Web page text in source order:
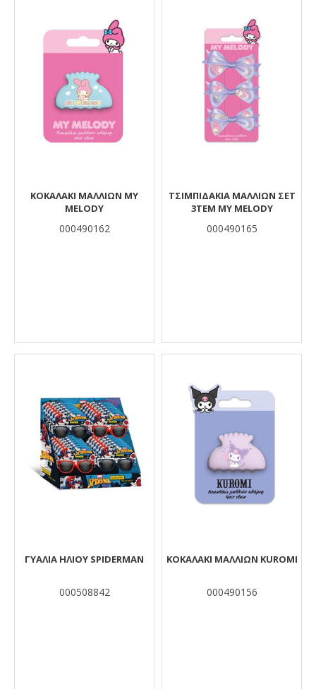
ΚΟΚΑΛΑΚΙ ΜΑΛΛΙΩΝ MY
MELODY
000490162
ΤΣΙΜΠΙΔΑΚΙΑ ΜΑΛΛΙΩΝ ΣΕΤ
3ΤΕΜ MY MELODY
000490165
ΓΥΑΛΙΑ ΗΛΙΟΥ SPIDERMAN
000508842
ΚΟΚΑΛΑΚΙ ΜΑΛΛΙΩΝ KUROMI
000490156